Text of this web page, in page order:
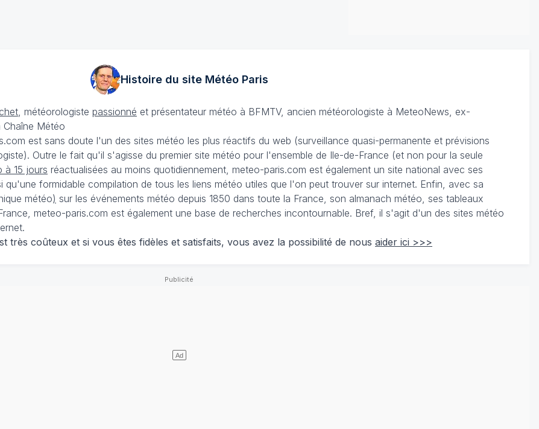
Histoire du site MétéoParis
, météorologiste passionné et présentateur météo à BFMTV, ancien météorologiste à MeteoNews, ex-
Météo
est sans doute l'un des sites météo les plus réactifs du web (surveillance quasi-permanente et prévisions
Outre le fait qu'il s'agisse du premier site météo pour l'ensemble de Ile-de-France (et non pour la seule
à 15 jours réactualisées au moins quotidiennement, meteo-paris.com est également un site national avec ses
qu'une formidable compilation de tous les liens météo utiles que l'on peut trouver sur internet. Enfin, avec sa
météo) sur les événements météo depuis 1850 dans toute la France, son almanach météo, ses tableaux
meteo-paris.com est également une base de recherches incontournable. Bref, il s'agit d'un des sites météo
très coûteux et si vous êtes fidèles et satisfaits, vous avez la possibilité de nous aider ici >>>